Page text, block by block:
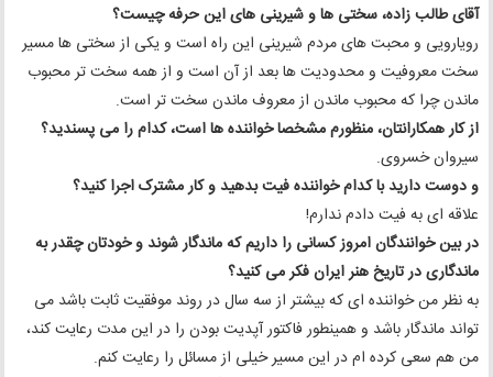
آقای طالب زاده، سختی ها و شیرینی های این حرفه چیست؟
رویارویی و محبت های مردم شیرینی این راه است و یکی از سختی ها مسیر
سخت معروفیت و محدودیت ها بعد از آن است و از همه سخت تر محبوب
ماندن چرا که محبوب ماندن از معروف ماندن سخت تر است.
از کار همکارانتان، منظورم مشخصا خواننده ها است، کدام را می پسندید؟
سیروان خسروی.
و دوست دارید با کدام خواننده فیت بدهید و کار مشترک اجرا کنید؟‌
علاقه ای به فیت دادم ندارم!
در بین خوانندگان امروز کسانی را داریم که ماندگار شوند و خودتان چقدر به
ماندگاری در تاریخ هنر ایران فکر می کنید؟
به نظر من خواننده ای که بیشتر از سه سال در روند موفقیت ثابت باشد می
تواند ماندگار باشد و همینطور فاکتور آپدیت بودن را در این مدت رعایت کند،
من هم سعی کرده ام در این مسیر خیلی از مسائل را رعایت کنم.